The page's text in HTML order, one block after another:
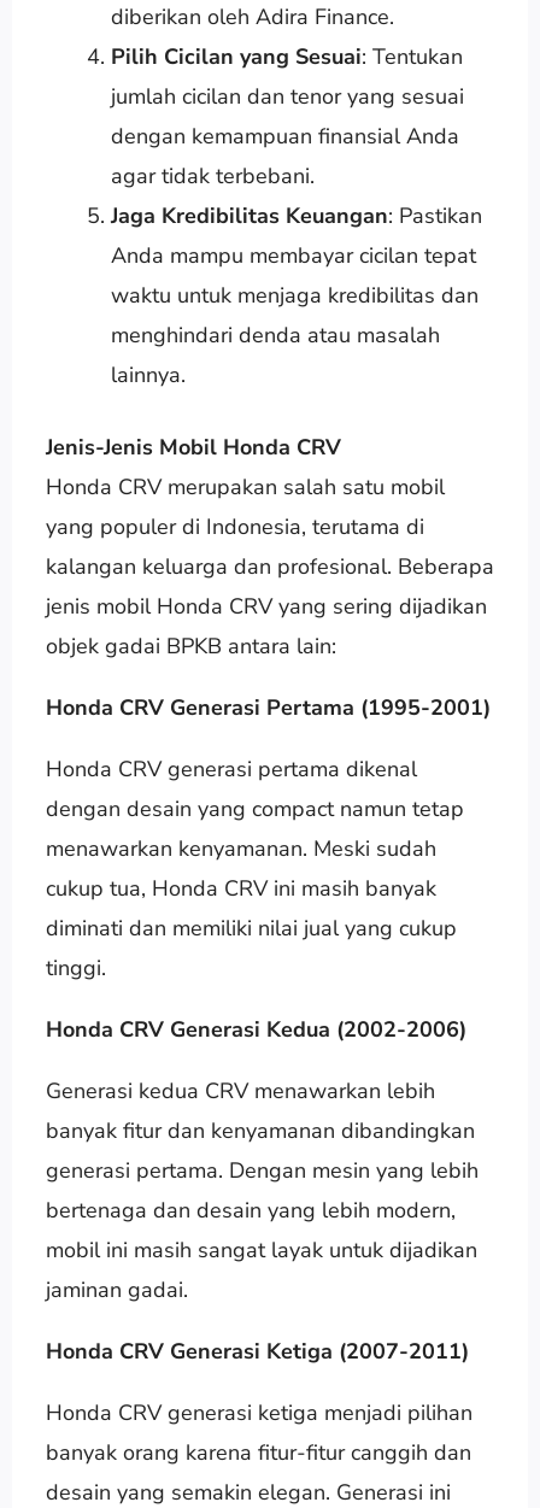
diberikan oleh Adira Finance.
Pilih Cicilan yang Sesuai: Tentukan
jumlah cicilan dan tenor yang sesuai
dengan kemampuan finansial Anda
agar tidak terbebani.
Jaga Kredibilitas Keuangan: Pastikan
Anda mampu membayar cicilan tepat
waktu untuk menjaga kredibilitas dan
menghindari denda atau masalah
lainnya.
Jenis-Jenis Mobil Honda CRV
Honda CRV merupakan salah satu mobil
yang populer di Indonesia, terutama di
kalangan keluarga dan profesional. Beberapa
jenis mobil Honda CRV yang sering dijadikan
objek gadai BPKB antara lain:
Honda CRV Generasi Pertama (1995-2001)
Honda CRV generasi pertama dikenal
dengan desain yang compact namun tetap
menawarkan kenyamanan. Meski sudah
cukup tua, Honda CRV ini masih banyak
diminati dan memiliki nilai jual yang cukup
tinggi.
Honda CRV Generasi Kedua (2002-2006)
Generasi kedua CRV menawarkan lebih
banyak fitur dan kenyamanan dibandingkan
generasi pertama. Dengan mesin yang lebih
bertenaga dan desain yang lebih modern,
mobil ini masih sangat layak untuk dijadikan
jaminan gadai.
Honda CRV Generasi Ketiga (2007-2011)
Honda CRV generasi ketiga menjadi pilihan
banyak orang karena fitur-fitur canggih dan
desain yang semakin elegan. Generasi ini